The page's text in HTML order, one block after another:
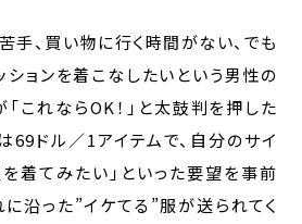
、買い物に行く時間がない、でも
ションを着こなしたいという男性の
これならOK！」と太鼓判を押した
69ドル／1アイテムで、自分のサイ
を着てみたい」といった要望を事前
沿った”イケてる”服が送られてく